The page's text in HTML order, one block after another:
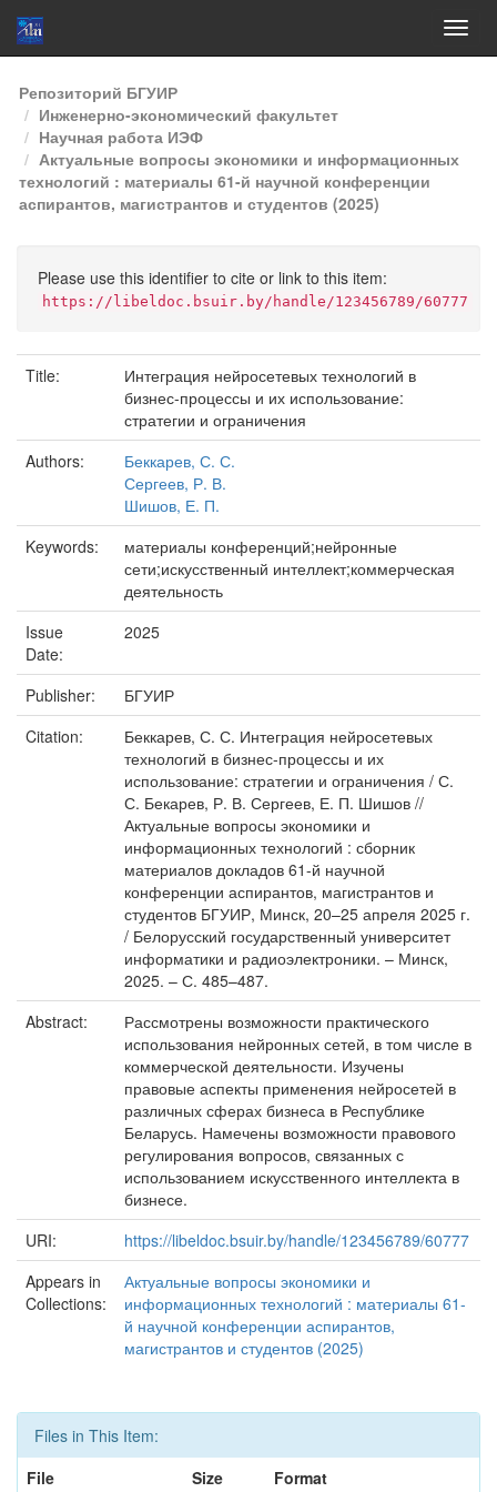
Skip
navigation
Репозиторий БГУИР
Инженерно-экономический факультет
Научная работа ИЭФ
Актуальные вопросы экономики и информационных
технологий : материалы 61-й научной конференции
аспирантов, магистрантов и студентов (2025)
Please use this identifier to cite or link to this item:
https://libeldoc.bsuir.by/handle/123456789/60777
Title:
Интеграция нейросетевых технологий в
бизнес-процессы и их использование:
стратегии и ограничения
Authors:
Беккарев, С. С.
Сергеев, Р. В.
Шишов, Е. П.
Keywords:
материалы конференций;нейронные
сети;искусственный интеллект;коммерческая
деятельность
Issue
Date:
2025
Publisher:
БГУИР
Citation:
Беккарев, С. С. Интеграция нейросетевых
технологий в бизнес-процессы и их
использование: стратегии и ограничения / С.
С. Бекарев, Р. В. Сергеев, Е. П. Шишов //
Актуальные вопросы экономики и
информационных технологий : сборник
материалов докладов 61-й научной
конференции аспирантов, магистрантов и
студентов БГУИР, Минск, 20–25 апреля 2025 г.
/ Белорусский государственный университет
информатики и радиоэлектроники. – Минск,
2025. – С. 485–487.
Abstract:
Рассмотрены возможности практического
использования нейронных сетей, в том числе в
коммерческой деятельности. Изучены
правовые аспекты применения нейросетей в
различных сферах бизнеса в Республике
Беларусь. Намечены возможности правового
регулирования вопросов, связанных с
использованием искусственного интеллекта в
бизнесе.
URI:
https://libeldoc.bsuir.by/handle/123456789/60777
Appears in
Collections:
Актуальные вопросы экономики и
информационных технологий : материалы 61-
й научной конференции аспирантов,
магистрантов и студентов (2025)
Files in This Item:
File
Size Format